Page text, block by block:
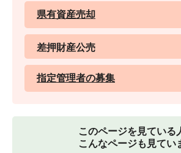
県有資産売却
差押財産公売
指定管理者の募集
このページを見ている
こんなページも見てい